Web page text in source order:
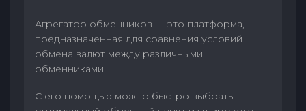
Агрегатор обменников — это платформа,
предназначенная для сравнения условий
обмена валют между различными
обменниками.
С его помощью можно быстро выбрать